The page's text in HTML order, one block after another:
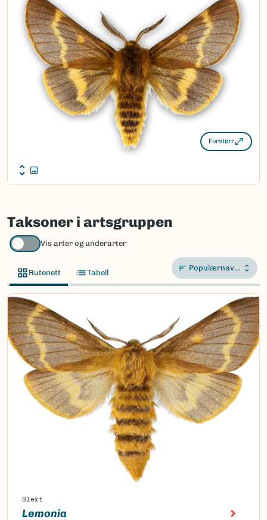
Vitenskapelig navn ID:
Takson ID:95149
Gå til Nortaxa for flere detaljer
(Ekstern lenke)
Forstørr
Taksoner i artsgruppen
Vis arter og underarter
Rutenett Tabell Populærnavn A-Å
Slekt
Lemonia